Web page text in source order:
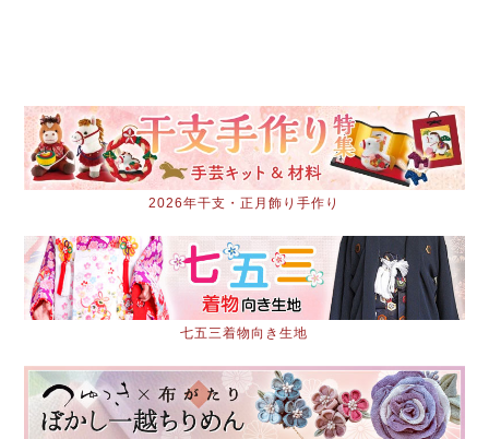
2026年干支・正月飾り手作り
七五三着物向き生地